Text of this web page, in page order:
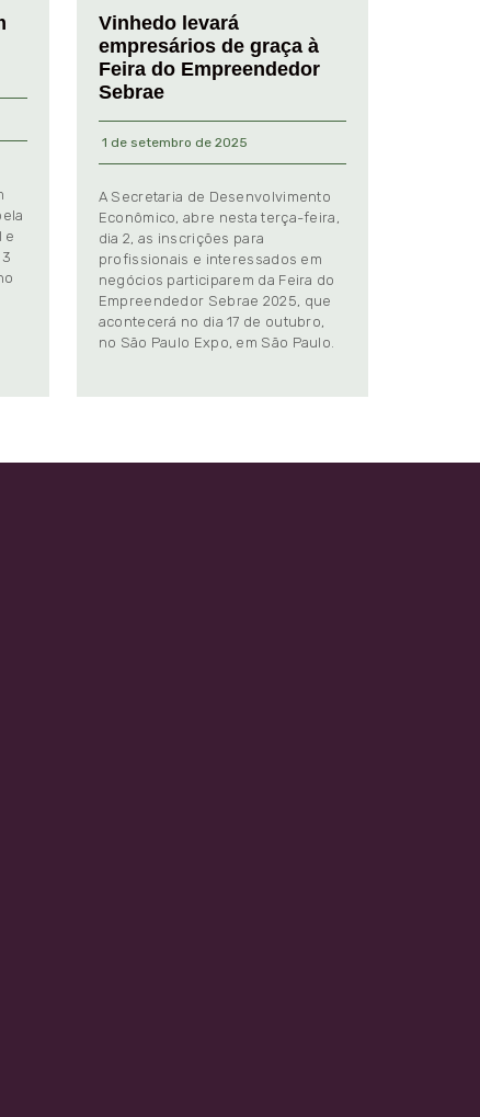
e
Vinhedo levará
empresários de graça à
Feira do Empreendedor
Sebrae
1 de setembro de 2025
A Secretaria de Desenvolvimento
Econômico, abre nesta terça-feira,
dia 2, as inscrições para
profissionais e interessados em
negócios participarem da Feira do
Empreendedor Sebrae 2025, que
acontecerá no dia 17 de outubro,
no São Paulo Expo, em São Paulo.